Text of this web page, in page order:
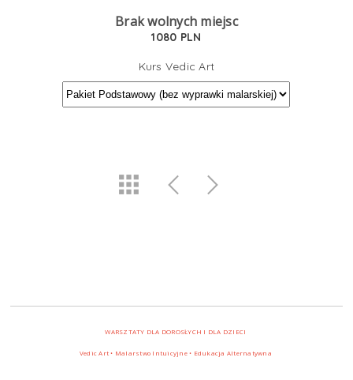
Brak wolnych miejsc
1080 PLN
Kurs Vedic Art
WARSZTATY DLA DOROSŁYCH I DLA DZIECI
Vedic Art • Malarstwo Intuicyjne • Edukacja Alternatywna